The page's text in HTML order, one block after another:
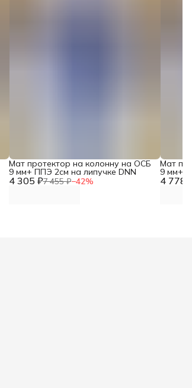
4 305 ₽7 455 ₽−42%
Мат протектор на колонну на ОСБ
9 мм+ ППЭ 2см на липучке DNN
4 778
Мат
9 мм+